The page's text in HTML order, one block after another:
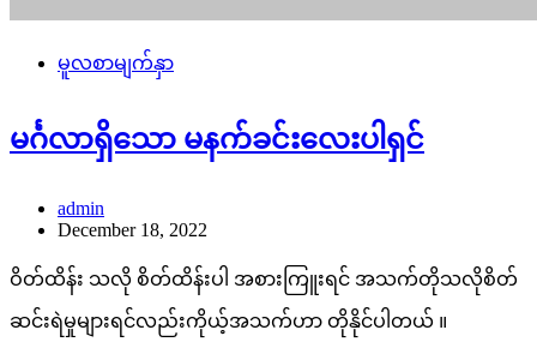
မူလစာမျက်နှာ
မင်္ဂလာရှိသော မနက်ခင်းလေးပါရှင်
admin
December 18, 2022
ဝိတ်ထိန်း သလို စိတ်ထိန်းပါ အစားကြူးရင် အသက်တိုသလိုစိတ်
ဆင်းရဲမှုများရင်လည်းကိုယ့်အသက်ဟာ တိုနိုင်ပါတယ် ။